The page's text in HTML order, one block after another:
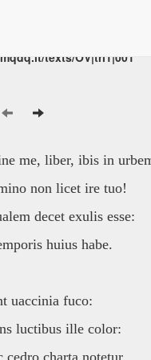
texts/OV|tri1|001
me, liber, ibis in
non licet ire tuo!
decet exulis esse:
huius habe.
uaccinia fuco:
luctibus ille color:
charta notetur,